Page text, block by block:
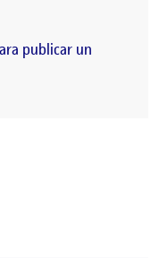
publicar un